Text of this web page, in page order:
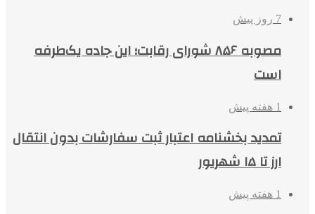
7 روز پیش
مصوبه ۸۵۶ شورای رقابت؛ این جاده یک‌طرفه
است
1 هفته پیش
تمدید بخشنامه اعتبار ثبت سفارشات بدون انتقال
ارز تا ۱۵ شهریور
1 هفته پیش